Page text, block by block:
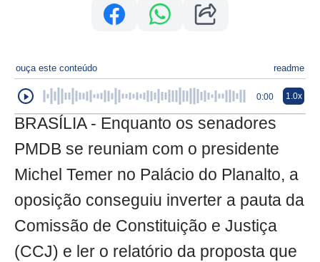
ouça este conteúdo readme
0:00 1.0x
BRASÍLIA - Enquanto os senadores
PMDB se reuniam com o presidente
Michel Temer no Palácio do Planalto, a
oposição conseguiu inverter a pauta da
Comissão de Constituição e Justiça
(CCJ) e ler o relatório da proposta que